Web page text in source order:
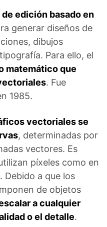
edición basado en
generar diseños de
dibujos
Para ello, el
matemático que
. Fue
1985.
vectoriales se
, determinadas por
vectores. Es
píxeles como en
Debido a que los
de objetos
a cualquier
o el detalle.